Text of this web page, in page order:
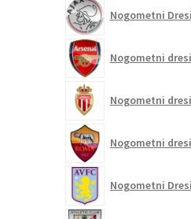
Nogometni
Nogometni
Nogometni
Nogometni
Nogometni